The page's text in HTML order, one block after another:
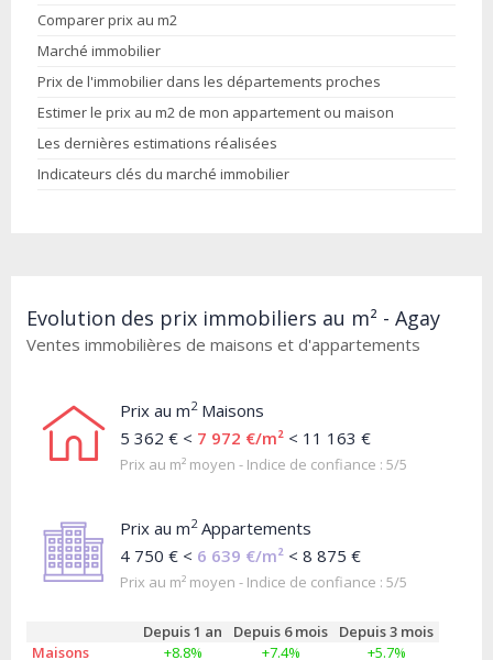
Comparer prix au m2
Marché immobilier
Prix de l'immobilier dans les départements proches
Estimer le prix au m2 de mon appartement ou maison
Les dernières estimations réalisées
Indicateurs clés du marché immobilier
Evolution des prix immobiliers au m² - Agay
Ventes immobilières de maisons et d'appartements
Prix au m2Maisons
5 362 € < 7 972 €/m² < 11 163 €
Prix au m² moyen - Indice de confiance : 5/5
Prix au m2Appartements
4 750 € < 6 639 €/m² < 8 875 €
Prix au m² moyen - Indice de confiance : 5/5
Depuis 1 an Depuis 6 mois
Depuis 3 mois
Maisons
+8.8% +7.4%
+5.7%